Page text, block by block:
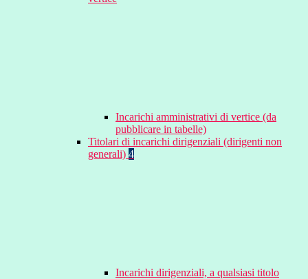
Incarichi amministrativi di vertice (da
pubblicare in tabelle)
Titolari di incarichi dirigenziali (dirigenti non
generali) 4
Incarichi dirigenziali, a qualsiasi titolo